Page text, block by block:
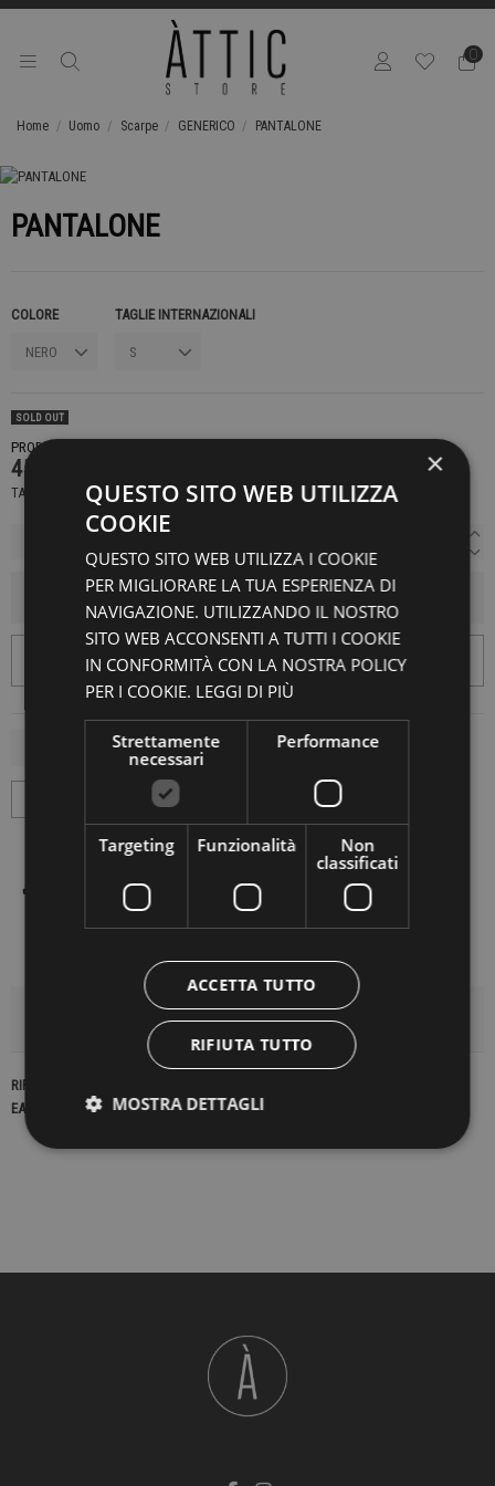
0
Home Uomo Scarpe GENERICO PANTALONE
PANTALONE
COLORE TAGLIE INTERNAZIONALI
SOLD OUT
PRODOTTO NON DISPONIBILE CONTATTACI PER SAPERE DI PIÙ
459,00 €
TASSE INCLUSE
AGGIUNGI AL CARRELLO
DETTAGLI DEL PRODOTTO
RIFERIMENTO
EAN13
2900000440180
×
QUESTO SITO WEB UTILIZZA
COOKIE
QUESTO SITO WEB UTILIZZA I COOKIE
PER MIGLIORARE LA TUA ESPERIENZA DI
NAVIGAZIONE. UTILIZZANDO IL NOSTRO
SITO WEB ACCONSENTI A TUTTI I COOKIE
IN CONFORMITÀ CON LA NOSTRA POLICY
PER I COOKIE. LEGGI DI PIÙ
Strettamente
necessari
Performance
Targeting Funzionalità
Non
classificati
ACCETTA TUTTO
RIFIUTA TUTTO
MOSTRA DETTAGLI